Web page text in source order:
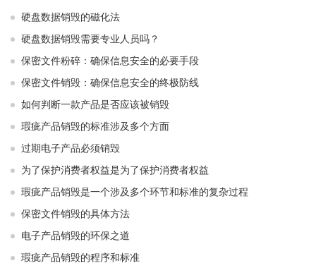
硬盘数据销毁的磁化法
硬盘数据销毁需要专业人员吗？
保密文件粉碎：确保信息安全的必要手段
保密文件销毁：确保信息安全的终极防线
如何判断一款产品是否应该被销毁
瑕疵产品销毁的标准涉及多个方面
过期电子产品必须销毁
为了保护消费者权益是为了保护消费者权益
瑕疵产品销毁是一个涉及多个环节和标准的复杂过程
保密文件销毁的具体方法
电子产品销毁的环保之道
瑕疵产品销毁的程序和标准